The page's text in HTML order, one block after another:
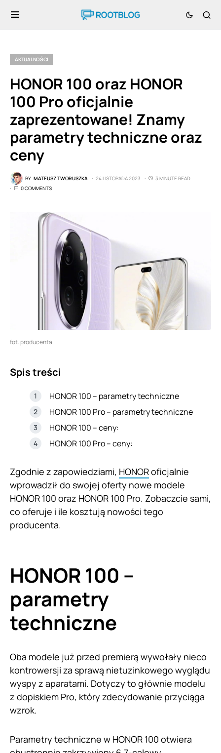
AKTUALNOŚCI
HONOR 100 oraz HONOR
100 Pro oficjalnie
zaprezentowane! Znamy
parametry techniczne oraz
ceny
BY MATEUSZ TWORUSZKA 24 LISTOPADA 2023
3 MINUTE READ
0 COMMENTS
fot. producenta
Spis treści
HONOR 100 – parametry techniczne
HONOR 100 Pro – parametry techniczne
HONOR 100 – ceny:
HONOR 100 Pro – ceny:
Zgodnie z zapowiedziami, HONORoficjalnie
wprowadził do swojej oferty nowe modele
HONOR 100 oraz HONOR 100 Pro. Zobaczcie sami,
co oferuje i ile kosztują nowości tego
producenta.
HONOR 100 –
parametry
techniczne
Oba modele już przed premierą wywołały nieco
kontrowersji za sprawą nietuzinkowego wyglądu
wyspy z aparatami. Dotyczy to głównie modelu
z dopiskiem Pro, który zdecydowanie przyciąga
wzrok.
Parametry techniczne w HONOR 100 otwiera